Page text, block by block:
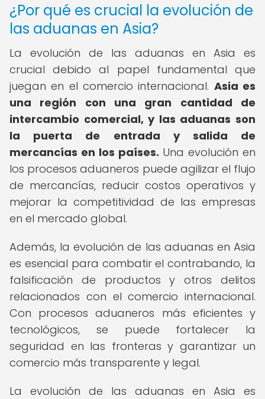
¿Por qué es crucial la evolución de
las aduanas en Asia?
La evolución de las aduanas en Asia es
crucial debido al papel fundamental que
juegan en el comercio internacional. Asia es
una región con una gran cantidad de
intercambio comercial, y las aduanas son
la puerta de entrada y salida de
mercancías en los países. Una evolución en
los procesos aduaneros puede agilizar el flujo
de mercancías, reducir costos operativos y
mejorar la competitividad de las empresas
en el mercado global.
Además, la evolución de las aduanas en Asia
es esencial para combatir el contrabando, la
falsificación de productos y otros delitos
relacionados con el comercio internacional.
Con procesos aduaneros más eficientes y
tecnológicos, se puede fortalecer la
seguridad en las fronteras y garantizar un
comercio más transparente y legal.
La evolución de las aduanas en Asia es